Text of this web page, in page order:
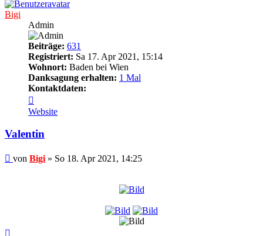
Bigi
Admin
Beiträge: 631
Registriert: Sa 17. Apr 2021, 15:14
Wohnort: Baden bei Wien
Danksagung erhalten: 1 Mal
Kontaktdaten:
von
Bigi
Website
Valentin
Beitrag
von Bigi » So 18. Apr 2021, 14:25